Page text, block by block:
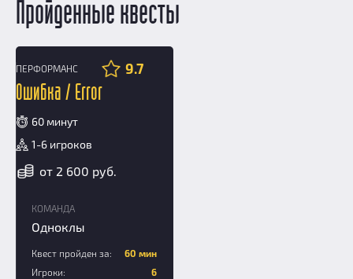
Пройденные квесты
ПЕРФОРМАНС 9.7
Ошибка / Error
60 минут
1-6 игроков
от 2 600 руб.
КОМАНДА
Одноклы
Квест пройден за:
60 мин
Игроки:
6